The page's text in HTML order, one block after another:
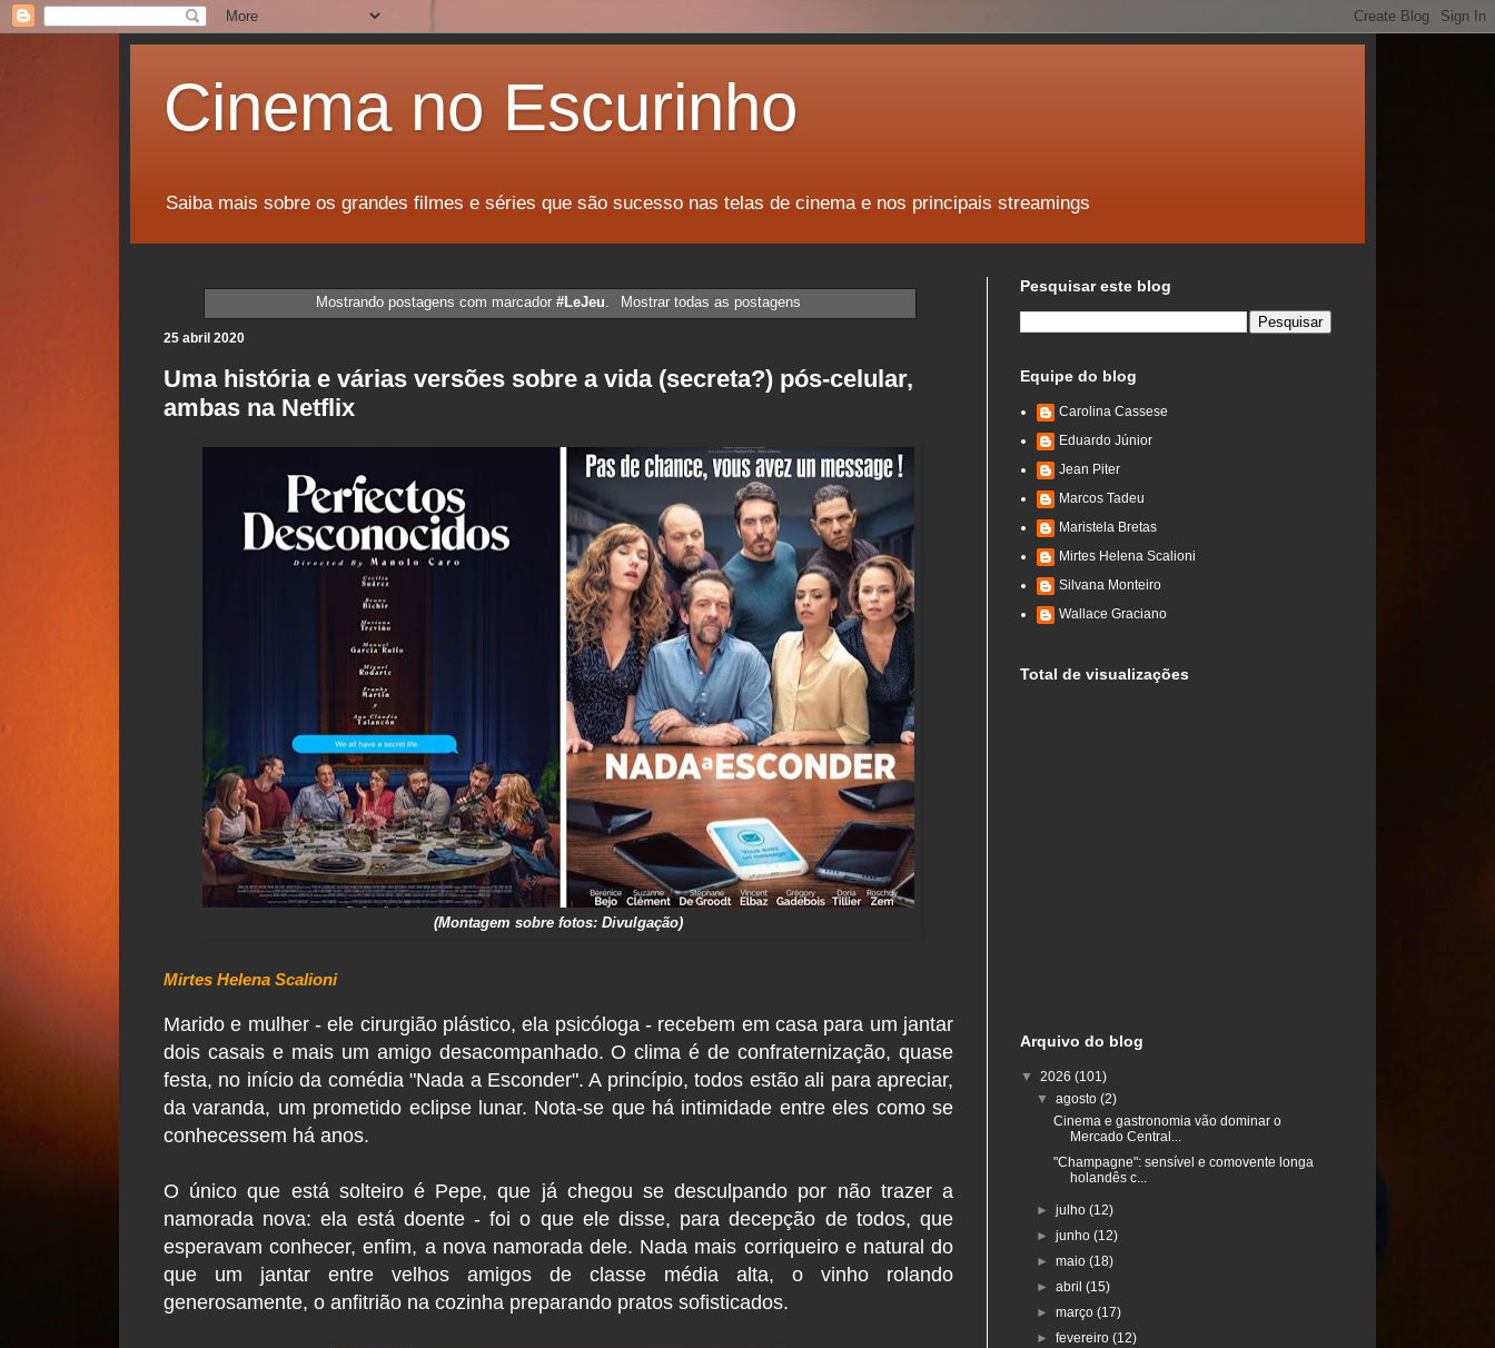
Cinema no Escurinho
Saiba mais sobre os grandes filmes e séries que são sucesso nas telas de cinema e nos principais streamings
Mostrando postagens com marcador#LeJeu. Mostrar todas as postagens
25 abril 2020
Uma história e várias versões sobre a vida (secreta?) pós-celular,
ambas na Netflix
(Montagem sobre fotos: Divulgação)
Mirtes Helena Scalioni
Marido e mulher - ele cirurgião plástico, ela psicóloga - recebem em casa para um jantar
dois casais e mais um amigo desacompanhado. O clima é de confraternização, quase
festa, no início da comédia "Nada a Esconder". A princípio, todos estão ali para apreciar,
da varanda, um prometido eclipse lunar. Nota-se que há intimidade entre eles como se
conhecessem há anos.
O único que está solteiro é Pepe, que já chegou se desculpando por não trazer a
namorada nova: ela está doente - foi o que ele disse, para decepção de todos, que
esperavam conhecer, enfim, a nova namorada dele. Nada mais corriqueiro e natural do
que um jantar entre velhos amigos de classe média alta, o vinho rolando
generosamente, o anfitrião na cozinha preparando pratos sofisticados.
Pesquisar este blog
Equipe do blog
Carolina Cassese
Eduardo Júnior
Jean Piter
Marcos Tadeu
Maristela Bretas
Mirtes Helena Scalioni
Silvana Monteiro
Wallace Graciano
Total de visualizações
Arquivo do blog
▼ 2026 (101)
▼agosto(2)
Cinema e gastronomia vão dominar o
Mercado Central...
"Champagne": sensível e comovente longa
holandês c...
►julho(12)
►junho(12)
►maio(18)
►abril(15)
►março(17)
►fevereiro(12)